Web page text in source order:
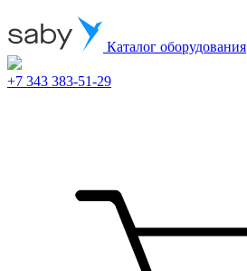
Каталог оборудования
+7 343 383-51-29